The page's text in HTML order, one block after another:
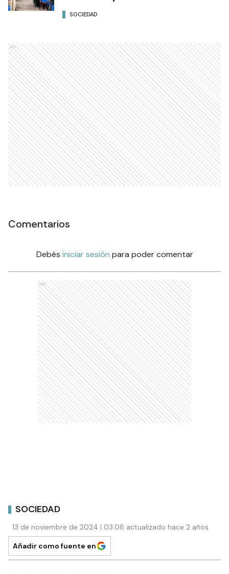
SOCIEDAD
Ads
Comentarios
Debés iniciar sesión para poder comentar
Ads
SOCIEDAD
13 de noviembre de 2024 | 03:08 actualizado hace 2 años
Añadir como fuente en